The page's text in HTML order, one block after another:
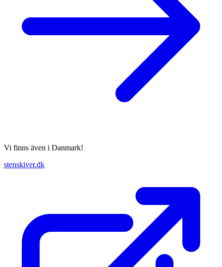
Vi finns även i Danmark!
stenskiver.dk